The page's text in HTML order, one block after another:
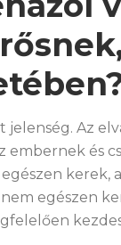
Az
embernek és
kerek,
egészen